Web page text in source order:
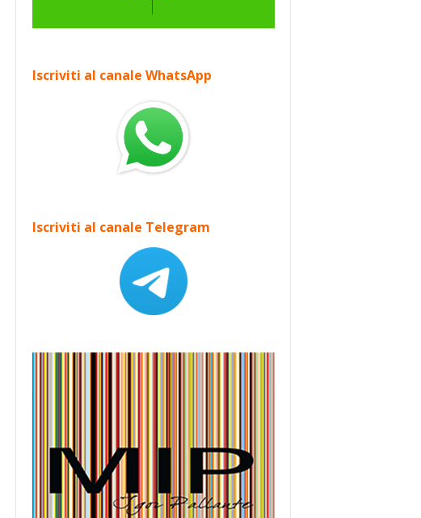
Iscriviti al canale WhatsApp
Iscriviti al canale Telegram